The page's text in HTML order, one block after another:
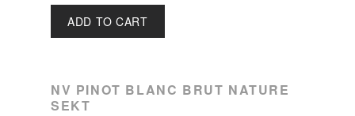
ADD TO CART
NV PINOT BLANC BRUT NATURE
SEKT